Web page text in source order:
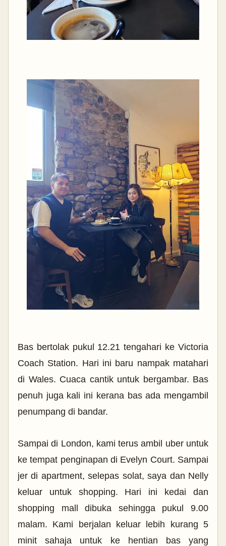
Bas bertolak pukul 12.21 tengahari ke Victoria
Coach Station. Hari ini baru nampak matahari
di Wales. Cuaca cantik untuk bergambar. Bas
penuh juga kali ini kerana bas ada mengambil
penumpang di bandar.
Sampai di London, kami terus ambil uber untuk
ke tempat penginapan di Evelyn Court. Sampai
jer di apartment, selepas solat, saya dan Nelly
keluar untuk shopping. Hari ini kedai dan
shopping mall dibuka sehingga pukul 9.00
malam. Kami berjalan keluar lebih kurang 5
minit sahaja untuk ke hentian bas yang